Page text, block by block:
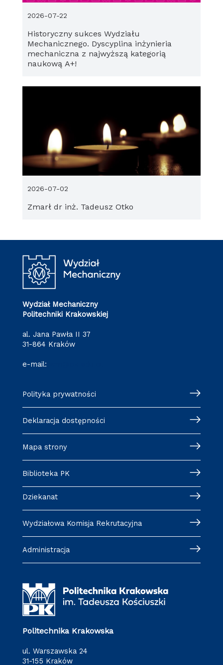
Historyczny sukces Wydziału
Mechanicznego. Dyscyplina inżynieria
mechaniczna z najwyższą kategorią
naukową A+!
2026-07-22
Zmarł dr inż. Tadeusz Otko
2026-07-02
Wydział Mechaniczny
Politechniki Krakowskiej
al. Jana Pawła II 37
31-864 Kraków
e-mail:
Polityka prywatności
Deklaracja dostępności
Mapa strony
Biblioteka PK
Dziekanat
Wydziałowa Komisja Rekrutacyjna
Administracja
Politechnika Krakowska
ul. Warszawska 24
31-155 Kraków